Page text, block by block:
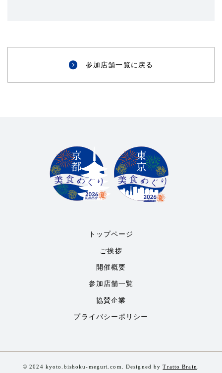
参加店舗一覧に戻る
トップページ
ご挨拶
開催概要
参加店舗一覧
協賛企業
プライバシーポリシー
© 2024 kyoto.bishoku-meguri.com. Designed byTratto Brain